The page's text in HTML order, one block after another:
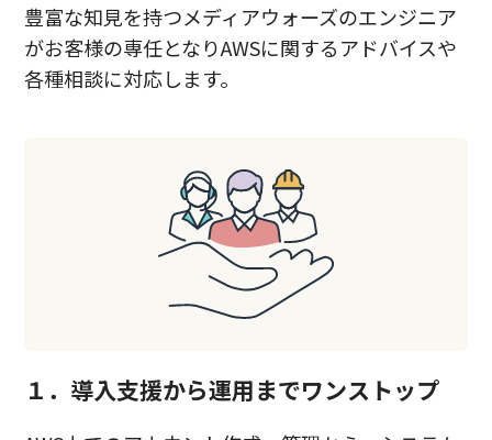
豊富な知見を持つメディアウォーズのエンジニア
がお客様の専任となりAWSに関するアドバイスや
各種相談に対応します。
１．導入支援から運用までワンストップ